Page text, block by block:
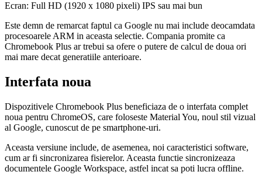
Ecran: Full HD (1920 x 1080 pixeli) IPS sau mai bun
Este demn de remarcat faptul ca Google nu mai include deocamdata
procesoarele ARM in aceasta selectie. Compania promite ca
Chromebook Plus ar trebui sa ofere o putere de calcul de doua ori
mai mare decat generatiile anterioare.
Interfata noua
Dispozitivele Chromebook Plus beneficiaza de o interfata complet
noua pentru ChromeOS, care foloseste Material You, noul stil vizual
al Google, cunoscut de pe smartphone-uri.
Aceasta versiune include, de asemenea, noi caracteristici software,
cum ar fi sincronizarea fisierelor. Aceasta functie sincronizeaza
documentele Google Workspace, astfel incat sa poti lucra offline.